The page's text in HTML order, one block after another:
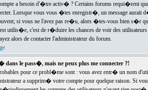
a besoin d'�tre activ� ? Certains forums requi�rent
Lorsque vous vous �tes enregistr�, un message aurait
si vous ne l'avez pas re�u, alors �tes-vous bien s�r
utilis�e, c'est de r�duire les chances de voir des
alors de contacter l'administrateur du forum.
dans le pass�, mais ne peux plus me connecter ?!
pour ce probl�me sont : vous avez entr� un nom
a supprim� votre compte pour quelque raison. Si